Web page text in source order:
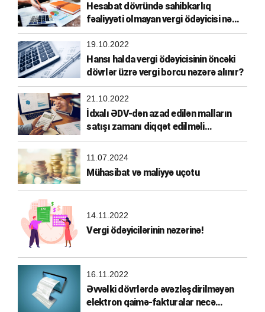
Hesabat dövründə sahibkarlıq
fəaliyyəti olmayan vergi ödəyicisi nə
etməlidir?
19.10.2022
Hansı halda vergi ödəyicisinin öncəki
dövrlər üzrə vergi borcu nəzərə alınır?
21.10.2022
İdxalı ƏDV-dən azad edilən malların
satışı zamanı diqqət edilməli
məqamlar
11.07.2024
Mühasibat və maliyyə uçotu
14.11.2022
Vergi ödəyicilərinin nəzərinə!
16.11.2022
Əvvəlki dövrlərdə əvəzləşdirilməyən
elektron qaimə-fakturalar necə